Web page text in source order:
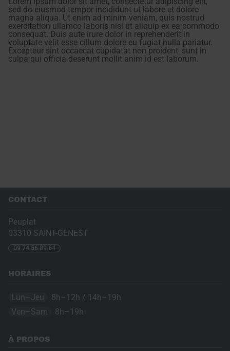
sed do eiusmod tempor incididunt ut labore et dolore
magna aliqua. Ut enim ad minim veniam, quis nostrud
exercitation ullamco laboris nisi ut aliquip ex ea commodo
consequat. Duis aute irure dolor in reprehenderit in
voluptate velit esse cillum dolore eu fugiat nulla pariatur.
Excepteur sint occaecat cupidatat non proident, sunt in
culpa qui officia deserunt mollit anim id est laborum.
CONTACT
Peuplat
03310 SAINT-GENEST
09 74 56 89 64
HORAIRES
Lun–Jeu
8h–12h / 14h–19h
Ven–Sam
8h–19h
À PROPOS